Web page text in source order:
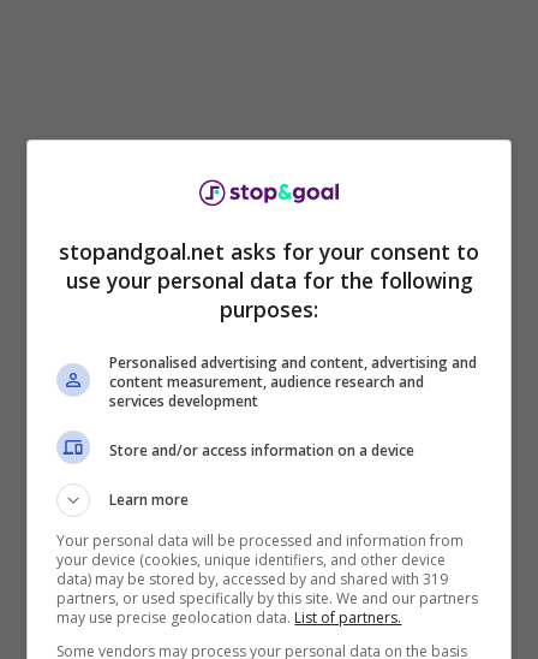
A rivelare l’importante novità è stato Marco
Nosotti a ‘Sky Sport 24’, svelando un retroscena
che riguarda sia Berardi che la Juve. Il
giornalista ha confermato l’interesse del club
torinese per il giocatore, di cui si è “parlato a
raccomandare l’attaccante è stato in
particolare Francesco Magnanelli, new entry
tra i collaboratori tecnici di Allegri e con un
lungo passato sia in campo che fuori con il
Sassuolo.
stopandgoal.net asks for your consent to
use your personal data for the following
purposes:
Personalised advertising and content, advertising and
content measurement, audience research and
services development
Store and/or access information on a device
Learn more
Your personal data will be processed and information from
your device (cookies, unique identifiers, and other device
data) may be stored by, accessed by and shared with 319
partners, or used specifically by this site. We and our partners
may use precise geolocation data. List of partners.
Some vendors may process your personal data on the basis